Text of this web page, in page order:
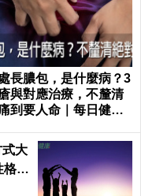
長膿包，是什麼病？3
與對應治療，不釐清
到要人命｜每日健康
式大
格的